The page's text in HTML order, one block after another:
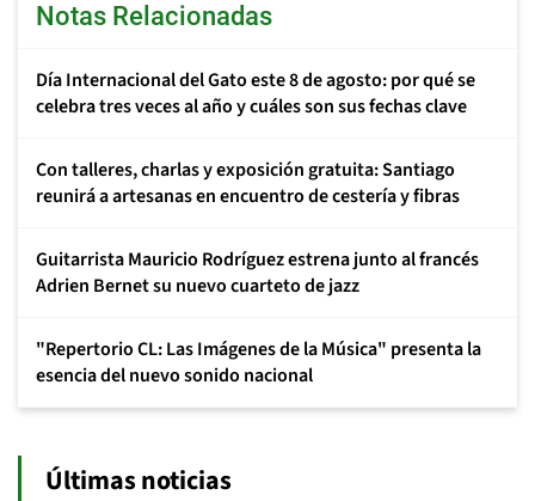
Notas Relacionadas
Día Internacional del Gato este 8 de agosto: por qué se
celebra tres veces al año y cuáles son sus fechas clave
Con talleres, charlas y exposición gratuita: Santiago
reunirá a artesanas en encuentro de cestería y fibras
Guitarrista Mauricio Rodríguez estrena junto al francés
Adrien Bernet su nuevo cuarteto de jazz
"Repertorio CL: Las Imágenes de la Música" presenta la
esencia del nuevo sonido nacional
Últimas noticias